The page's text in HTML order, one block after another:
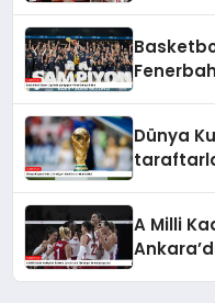
Dünya
taraftarla
A Milli